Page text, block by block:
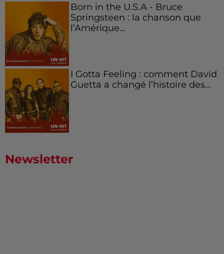
Born in the U.S.A - Bruce
Springsteen : la chanson que
l’Amérique...
I Gotta Feeling : comment David
Guetta a changé l’histoire des...
Newsletter